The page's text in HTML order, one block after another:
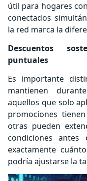
útil para hogares
conectados
la red marca la
Descuentos
puntuales
Es importante
mantienen
aquellos que solo
promociones
otras pueden
condiciones
exactamente
podría ajustarse la